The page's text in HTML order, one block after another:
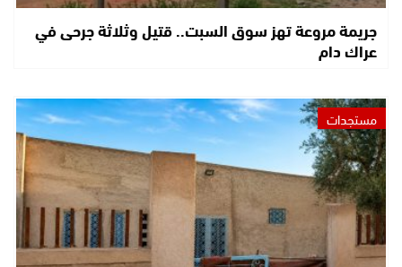
جريمة مروعة تهز سوق السبت.. قتيل وثلاثة جرحى في
عراك دام
مستجدات